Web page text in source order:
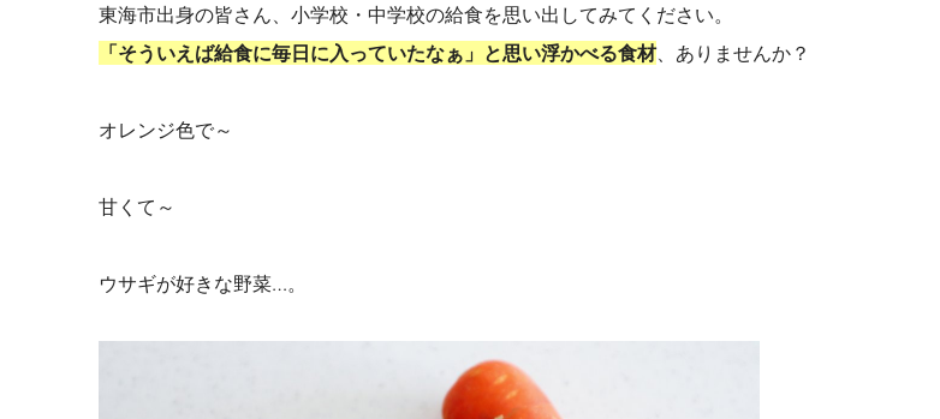
東海市出身の皆さん、小学校・中学校の給食を思い出してみてください。
「そういえば給食に毎日に入っていたなぁ」と思い浮かべる食材、ありませんか？
オレンジ色で～
甘くて～
ウサギが好きな野菜…。